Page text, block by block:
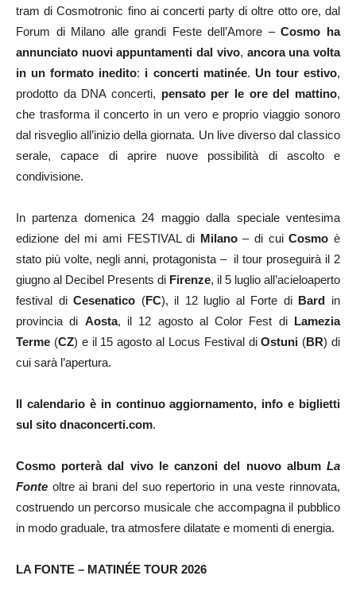
tram di Cosmotronic fino ai concerti party di oltre otto ore, dal
Forum di Milano alle grandi Feste dell’Amore –Cosmo ha
annunciato nuovi appuntamenti dal vivo, ancora una volta
in un formato inedito: i concerti matinée. Un tour estivo,
prodotto da DNA concerti, pensato per le ore del mattino,
che trasforma il concerto in un vero e proprio viaggio sonoro
dal risveglio all’inizio della giornata. Un live diverso dal classico
serale, capace di aprire nuove possibilità di ascolto e
condivisione.
In partenza domenica 24 maggio dalla speciale ventesima
edizione del mi ami FESTIVAL di Milano– di cuiCosmoè
stato più volte, negli anni, protagonista – il tour proseguirà il 2
giugno al Decibel Presents di Firenze, il 5 luglio all’acieloaperto
festival diCesenatico (FC), il 12 luglio al Forte di Bard in
provincia di Aosta, il 12 agosto al Color Fest di Lamezia
Terme (CZ) e il 15 agosto al Locus Festival diOstuni (BR) di
cui sarà l’apertura.
Il calendario è in continuo aggiornamento, info e biglietti
sul sito dnaconcerti.com.
Cosmo porterà dal vivo le canzoni del nuovo album La
Fonte oltre ai brani del suo repertorio in una veste rinnovata,
costruendo un percorso musicale che accompagna il pubblico
in modo graduale, tra atmosfere dilatate e momenti di energia.
LA FONTE – MATINÉE TOUR 2026